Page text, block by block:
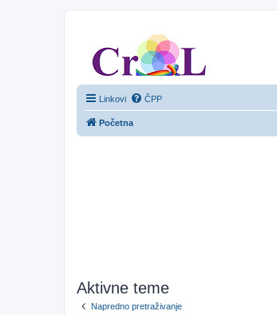
Linkovi ČPP
Početna
Aktivne teme
Napredno pretraživanje